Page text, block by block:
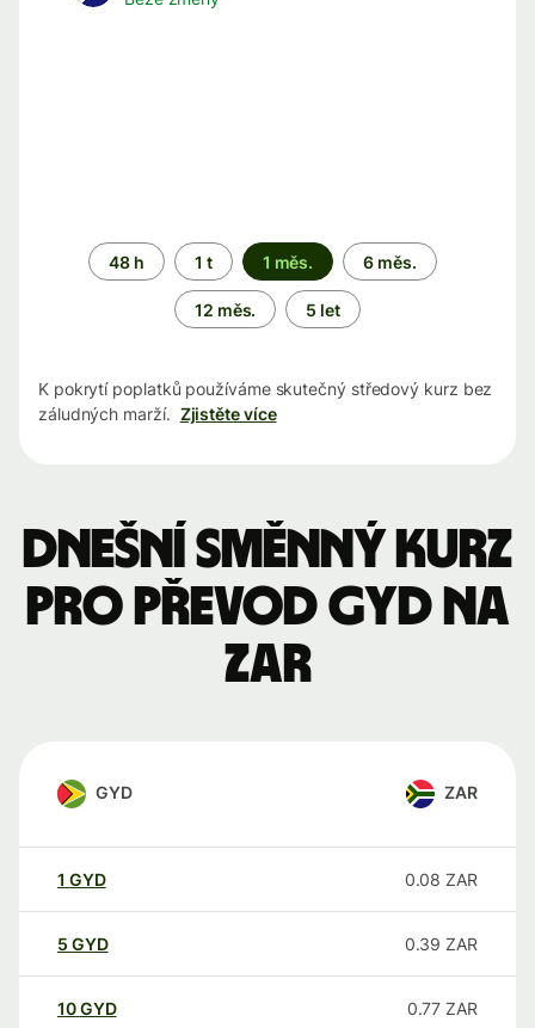
Časové
období
48 h 1 t 1 měs. 6 měs.
12 měs. 5 let
K pokrytí poplatků používáme skutečný středový kurz bez
záludných marží. Zjistěte více
Dnešní směnný kurz
pro převod GYD na
ZAR
GYD ZAR
1 GYD 0.08 ZAR
5 GYD 0.39 ZAR
10GYD 0.77 ZAR